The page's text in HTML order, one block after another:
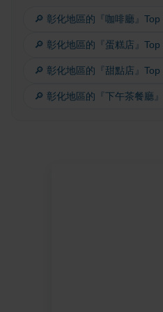
🔎 彰化地區的『咖啡廳』Top
🔎 彰化地區的『蛋糕店』Top
🔎 彰化地區的『甜點店』Top
🔎 彰化地區的『下午茶餐廳